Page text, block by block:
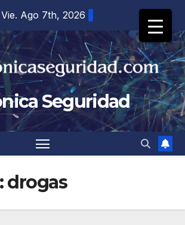
Vie. Ago 7th, 2026
Seguridad
drogas